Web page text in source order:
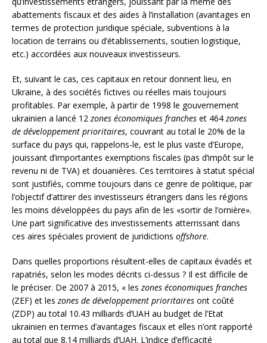
abattements fiscaux et des aides à l’installation (avantages en
termes de protection juridique spéciale, subventions à la
location de terrains ou d’établissements, soutien logistique,
etc.) accordées aux nouveaux investisseurs.
Et, suivant le cas, ces capitaux en retour donnent lieu, en
Ukraine, à des sociétés fictives ou réelles mais toujours
profitables. Par exemple, à partir de 1998 le gouvernement
ukrainien a lancé 12zones économiques franches et 464zones
de développement prioritaires, couvrant au total le 20% de la
surface du pays qui, rappelons-le, est le plus vaste d’Europe,
jouissant d’importantes exemptions fiscales (pas d’impôt sur le
revenu ni de TVA) et douanières. Ces territoires à statut spécial
sont justifiés, comme toujours dans ce genre de politique, par
l’objectif d’attirer des investisseurs étrangers dans les régions
les moins développées du pays afin de les «sortir de l’ornière».
Une part significative des investissements atterrissant dans
ces aires spéciales provient de juridictions offshore.
Dans quelles proportions résultent-elles de capitaux évadés et
rapatriés, selon les modes décrits ci-dessus ? Il est difficile de
le préciser. De 2007 à 2015, « leszones économiques franches
(ZEF) et leszones de développement prioritaires ont coûté
(ZDP) au total 10.43 milliards d’UAH au budget de l’Etat
ukrainien en termes d’avantages fiscaux et elles n’ont rapporté
au total que 8.14 milliards d’UAH. L’indice d’efficacité